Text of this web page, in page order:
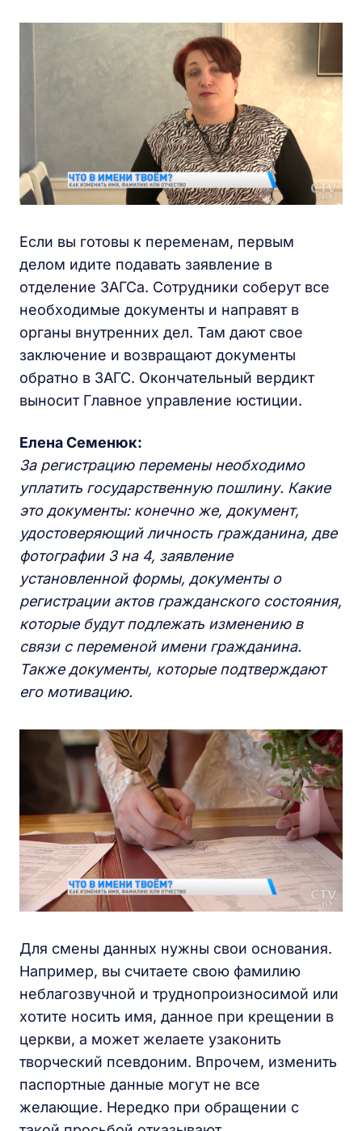
Если вы готовы к переменам, первым
делом идите подавать заявление в
отделение ЗАГСа. Сотрудники соберут все
необходимые документы и направят в
органы внутренних дел. Там дают свое
заключение и возвращают документы
обратно в ЗАГС. Окончательный вердикт
выносит Главное управление юстиции.
Елена Семенюк:
За регистрацию перемены необходимо
уплатить государственную пошлину. Какие
это документы: конечно же, документ,
удостоверяющий личность гражданина, две
фотографии 3 на 4, заявление
установленной формы, документы о
регистрации актов гражданского состояния,
которые будут подлежать изменению в
связи с переменой имени гражданина.
Также документы, которые подтверждают
его мотивацию.
Для смены данных нужны свои основания.
Например, вы считаете свою фамилию
неблагозвучной и труднопроизносимой или
хотите носить имя, данное при крещении в
церкви, а может желаете узаконить
творческий псевдоним. Впрочем, изменить
паспортные данные могут не все
желающие. Нередко при обращении с